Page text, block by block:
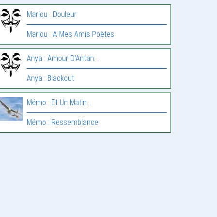
Marlou : Douleur
Marlou : A Mes Amis Poètes
Anya : Amour D’Antan. .
Anya : Blackout
Mémo : Et Un Matin…
Mémo : Ressemblance